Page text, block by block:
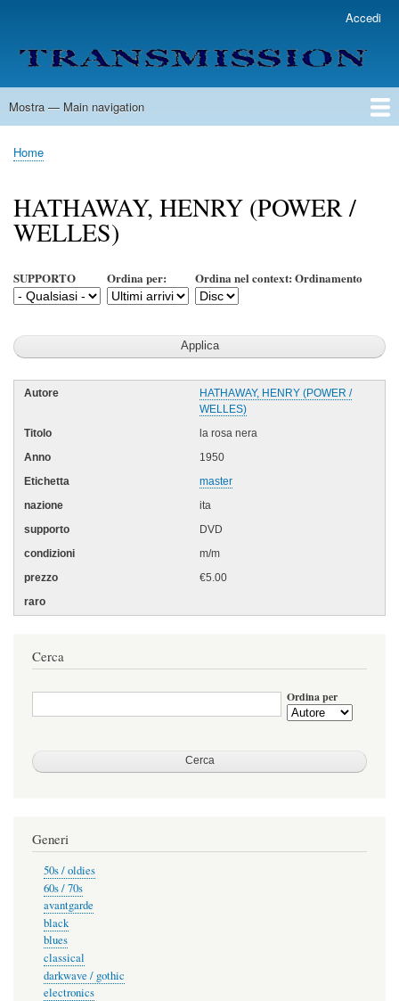
contenuto
principale
account
menu
Accedi
Main
Mostra — Main navigation
Home
Lista Autori
Contatti
Spedizione & Consegna
Legenda
Condizioni per l'uso
Briciole
pane
Home
HATHAWAY, HENRY (POWER /
WELLES)
SUPPORTO Ordina per: Ordina nel context: Ordinamento
HATHAWAY, HENRY (POWER /
WELLES)
la rosa nera
1950
master
ita
DVD
m/m
€5.00
Cerca
Ordina per
Generi
50s / oldies
60s / 70s
avantgarde
black
blues
classical
darkwave / gothic
electronics